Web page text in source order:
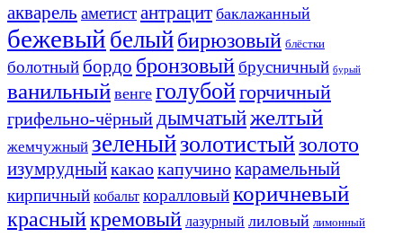
акварель аметистантрацит баклажанный
бежевый белыйбирюзовый блёстки
болотный бордо бронзовыйбрусничный бурый
ванильный венге голубойгорчичный
грифельно-чёрный дымчатыйжелтый
жемчужный зеленыйзолотистыйзолото
изумрудныйкакаокапучинокарамельный
кирпичный кобальт коралловыйкоричневый
красныйкремовый лазурный лиловый лимонный